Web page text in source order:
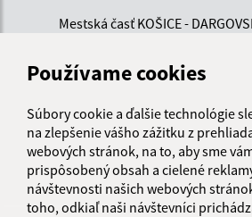
Používame cookies
Súbory cookie a ďalšie technológie
na zlepšenie vášho zážitku z
webových stránok, na to, aby sme
prispôsobený obsah a cielené
návštevnosti našich webových
toho, odkiaľ naši návštevníci
Mestská časť KOŠICE -
040 22 Košice
+421 55 300 90 01
IČO: 00690988